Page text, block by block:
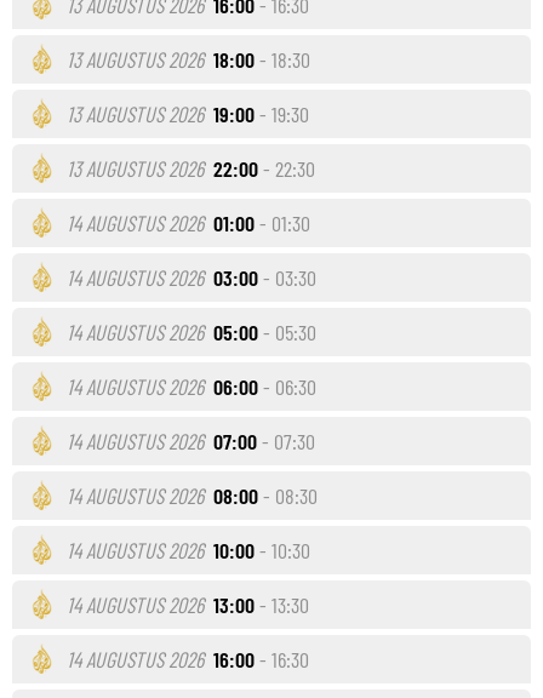
13 AUGUSTUS 2026 18:00- 18:30
13 AUGUSTUS 2026 19:00- 19:30
13 AUGUSTUS 2026 22:00- 22:30
14 AUGUSTUS 2026 01:00- 01:30
14 AUGUSTUS 2026 03:00- 03:30
14 AUGUSTUS 2026 05:00- 05:30
14 AUGUSTUS 2026 06:00- 06:30
14 AUGUSTUS 2026 07:00- 07:30
14 AUGUSTUS 2026 08:00- 08:30
14 AUGUSTUS 2026 10:00- 10:30
14 AUGUSTUS 2026 13:00- 13:30
14 AUGUSTUS 2026 16:00- 16:30